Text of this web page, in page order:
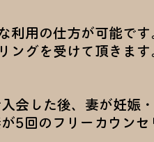
利用の仕方が可能で
ングを受けて頂きます
会した後、妻が妊娠
5回のフリーカウンセ